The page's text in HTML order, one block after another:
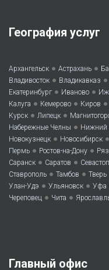
География услуг
Архангельск • Астрахань •
Владивосток • Владикавказ •
Екатеринбург • Иваново •
Калуга • Кемерово • Киров •
Курск • Липецк •
Набережные Челны • Нижний
Новокузнецк • Новосибирск •
Пермь • Ростов-на-Дону •
Саранск • Саратов •
Ставрополь • Тамбов • Тверь
Улан-Удэ • Ульяновск • Уфа
Череповец • Чита •
Главный офис